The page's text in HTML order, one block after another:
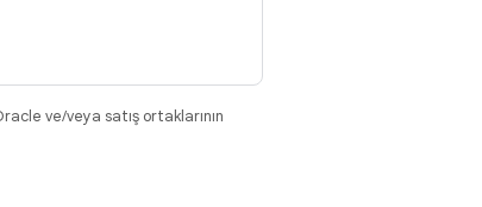
ve/veya satış ortaklarının